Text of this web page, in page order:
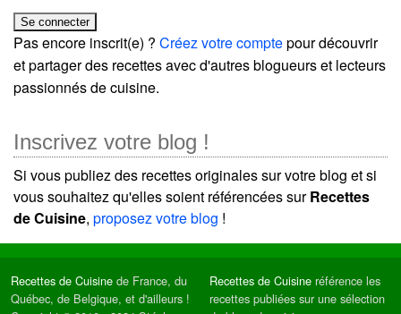
Pas encore inscrit(e) ? Créez votre comptepour découvrir
et partager des recettes avec d'autres blogueurs et lecteurs
passionnés de cuisine.
Inscrivez votre blog !
Si vous publiez des recettes originales sur votre blog et si
vous souhaitez qu'elles soient référencées surRecettes
de Cuisine, proposez votre blog !
Recettes de Cuisine de France, du
Québec, de Belgique, et d'ailleurs !
Recettes de Cuisine référence les
recettes publiées sur une sélection